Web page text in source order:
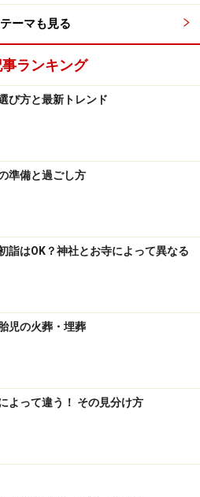
などが完備。マンションの場
葉だけに、イザ実際行うとな
に関するよくある質問をご紹
けないの？
き清められていますので、必
ではありません。「洗浄」と
いえるでしょう。しかし、多
かった」と口を揃えて言う理
」ができることにあります。
ップへつながるひとつのきっ
ん。
ーマも見る
ランキング
び方と最新トレンド
準備と過ごし方
詣はOK？神社とお寺によって異なる
児の火葬・埋葬
よって違う！ その見分け方